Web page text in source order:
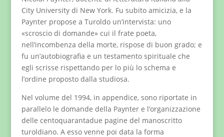
City University di New York. Fu subito amicizia, e la
Paynter propose a Turoldo un’intervista: uno
«scroscio di domande» cui il frate poeta,
nell’incombenza della morte, rispose di buon grado; e
fu un’autobiografia e un testamento spirituale che
egli scrisse rispettando per lo più lo schema e
l’ordine proposto dalla studiosa.
Nel volume del 1994, in appendice, sono riportate in
parallelo le domande della Paynter e l’organizzazione
delle centoquarantadue pagine del manoscritto
turoldiano. A esso venne poi data la forma